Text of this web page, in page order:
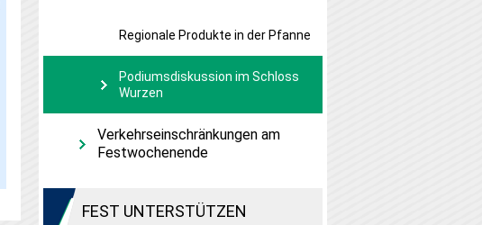
Regionale Produkte in der Pfanne
Podiumsdiskussion im Schloss
Wurzen
Verkehrseinschränkungen am
Festwochenende
FEST UNTERSTÜTZEN